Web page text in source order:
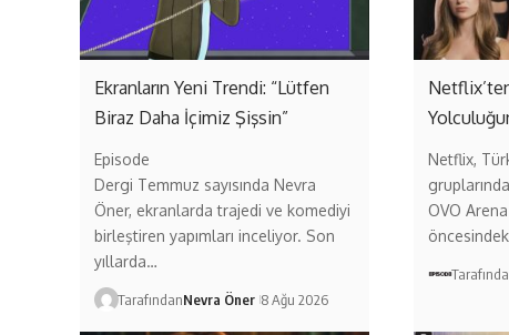
Ekranların Yeni Trendi: “Lütfen
Biraz Daha İçimiz Şişsin”
Episode
Dergi Temmuz sayısında Nevra
Öner, ekranlarda trajedi ve komediyi
birleştiren yapımları inceliyor. Son
yıllarda…
TarafındanNevra Öner 8 Ağu 2026
Netflix,
OVO